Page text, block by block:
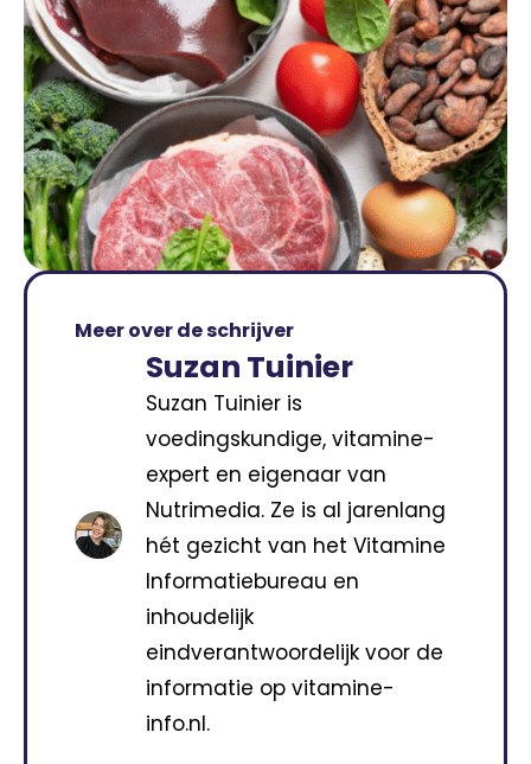
Meer over de schrijver
Suzan Tuinier
Suzan Tuinier is
voedingskundige, vitamine-
expert en eigenaar van
Nutrimedia. Ze is al jarenlang
hét gezicht van het Vitamine
Informatiebureau en
inhoudelijk
eindverantwoordelijk voor de
informatie op vitamine-
info.nl.